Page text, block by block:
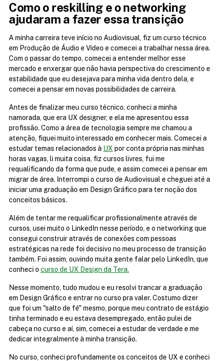
Como o reskilling e o networking
ajudaram a fazer essa transição
A minha carreira teve início no Audiovisual, fiz um curso técnico
em Produção de Áudio e Vídeo e comecei a trabalhar nessa área.
Com o passar do tempo, comecei a entender melhor esse
mercado e enxergar que não havia perspectiva do crescimento e
estabilidade que eu desejava para minha vida dentro dela, e
comecei a pensar em novas possibilidades de carreira.
Antes de finalizar meu curso técnico, conheci a minha
namorada, que era UX designer, e ela me apresentou essa
profissão. Como a área de tecnologia sempre me chamou a
atenção, fiquei muito interessado em conhecer mais. Comecei a
estudar temas relacionados à UX por conta própria nas minhas
horas vagas, li muita coisa, fiz cursos livres, fui me
requalificando da forma que pude, e assim comecei a pensar em
migrar de área. Interrompi o curso de Audiovisual e cheguei até a
iniciar uma graduação em Design Gráfico para ter noção dos
conceitos básicos.
Além de tentar me requalificar profissionalmente através de
cursos, usei muito o LinkedIn nesse período, e o networking que
consegui construir através de conexões com pessoas
estratégicas na rede foi decisivo no meu processo de transição
também. Foi assim, ouvindo muita gente falar pelo LinkedIn, que
conheci o curso de UX Design da Tera.
Nesse momento, tudo mudou e eu resolvi trancar a graduação
em Design Gráfico e entrar no curso pra valer. Costumo dizer
que foi um "salto de fé" mesmo, porque meu contrato de estágio
tinha terminado e eu estava desempregado, então pulei de
cabeça no curso e aí, sim, comecei a estudar de verdade e me
dedicar integralmente à minha transição.
No curso, conheci profundamente os conceitos de UX e conheci